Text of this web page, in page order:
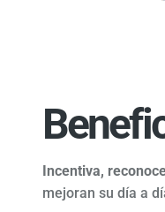
Incentiva,
mejoran su día a